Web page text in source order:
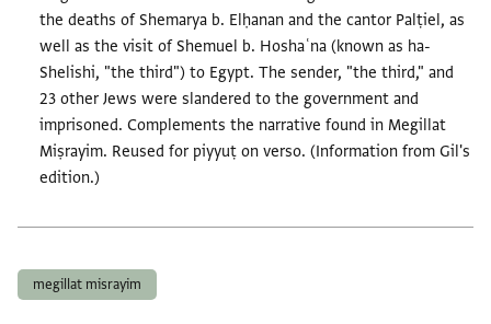
the deaths of Shemarya b. Elḥanan and the cantor Palṭiel, as
well as the visit of Shemuel b. Hoshaʿna (known as ha-
Shelishi, "the third") to Egypt. The sender, "the third," and
23 other Jews were slandered to the government and
imprisoned. Complements the narrative found in Megillat
Miṣrayim. Reused for piyyuṭ on verso. (Information from Gil's
edition.)
megillat misrayim